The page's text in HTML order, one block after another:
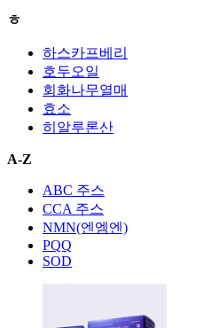
ㅎ
하스카프베리
호두오일
회화나무열매
효소
히알루론산
A-Z
ABC 주스
CCA 주스
NMN(엔엠엔)
PQQ
SOD